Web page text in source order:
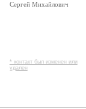
Сергей Михайлович
* контакт был изменен или
удален